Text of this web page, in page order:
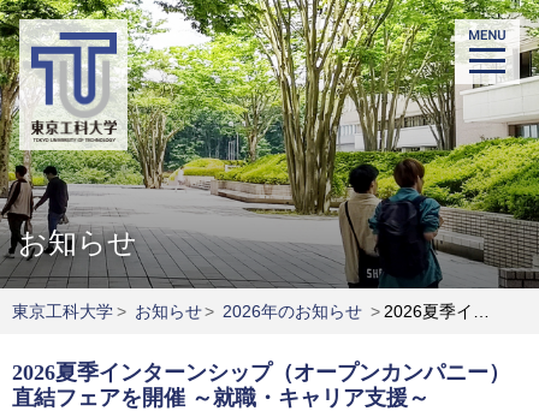
お知らせ
東京工科大学> お知らせ> 2026年のお知らせ > 2026夏季インターンシップ（オープンカンパニー）直結フェアを開催 ～就職・キャリア支援～
2026夏季インターンシップ（オープンカンパニー）
直結フェアを開催 ～就職・キャリア支援～